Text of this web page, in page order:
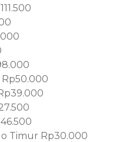
Timur Rp30.000